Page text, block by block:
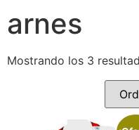
arnes
Mostrando los 3